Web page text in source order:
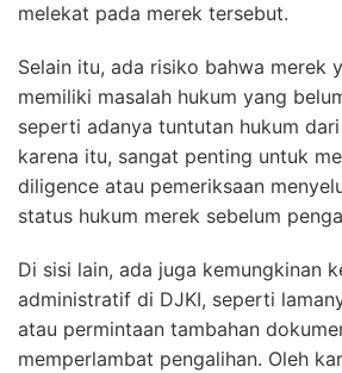
melekat pada merek tersebut.
Selain itu, ada risiko bahwa merek
memiliki masalah hukum yang
seperti adanya tuntutan hukum
karena itu, sangat penting untuk
diligence atau pemeriksaan
status hukum merek sebelum
Di sisi lain, ada juga kemungkinan
administratif di DJKI, seperti
atau permintaan tambahan
memperlambat pengalihan. Oleh